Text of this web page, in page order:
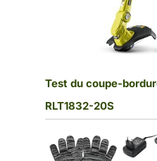
Test du coupe-
RLT1832-20S